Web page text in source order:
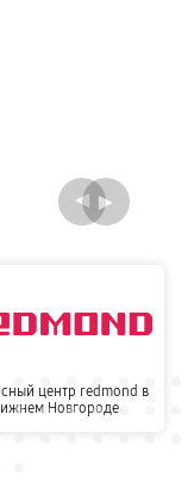
центр redmond в
Новгороде